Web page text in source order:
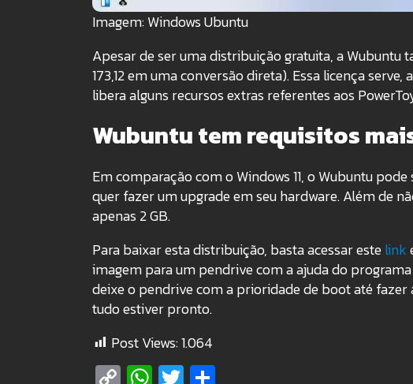
Imagem: Windows Ubuntu
Apesar de ser uma distribuição gratuita, a Wubuntu
173,12 em uma conversão direta). Essa licença
libera alguns recursos extras referentes aos
Wubuntu tem requisitos
Em comparação com o Windows 11, o Wubuntu
quer fazer um upgrade em seu hardware. Além de
apenas 2 GB.
Para baixar esta distribuição, basta acessar estelink
imagem para um pendrive com a ajuda do programa
deixe o pendrive com a prioridade de boot até
tudo estiver pronto.
Post Views:1.064